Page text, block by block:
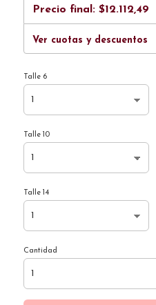
Precio final: $12.112,49
Ver cuotas y descuentos
Talle 6
Talle 10
Talle 14
Cantidad